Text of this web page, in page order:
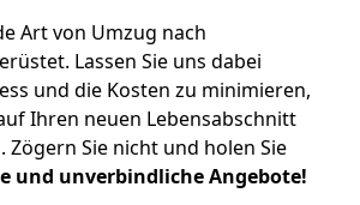
Art von Umzug nach
Lassen Sie uns dabei
und die Kosten zu minimieren,
Ihren neuen Lebensabschnitt
Zögern Sie nicht und holen Sie
und unverbindliche Angebote!